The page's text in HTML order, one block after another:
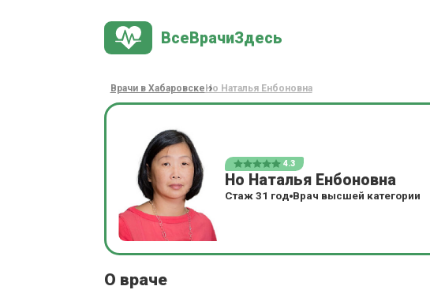
ВсеВрачиЗдесь
Врачи в Хабаровске Но Наталья Енбоновна
4.3
Но Наталья Енбоновна
Стаж 31 год Врач высшей категории
О враче